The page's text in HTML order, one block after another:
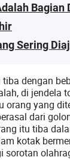
Bagian
Sering
dengan
di jendela
orang yang
dari
itu tiba
kotak
sorotan